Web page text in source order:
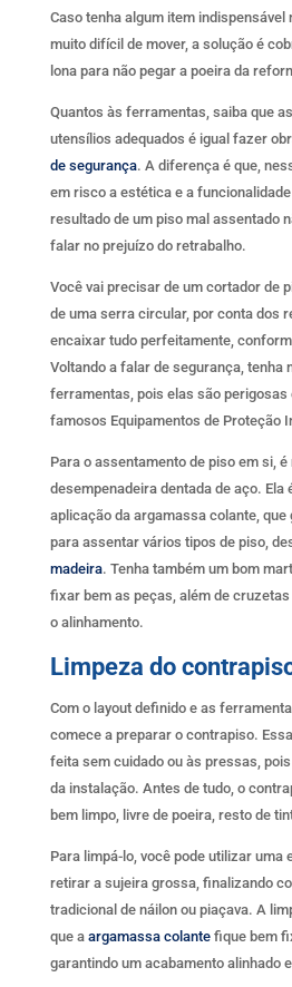
Caso tenha algum item indispensável
muito difícil de mover, a solução é
lona para não pegar a poeira da
Quantos às ferramentas, saiba que
utensílios adequados é igual fazer
de segurança. A diferença é que,
em risco a estética e a
resultado de um piso mal assentado
falar no prejuízo do retrabalho.
Você vai precisar de um cortador de
de uma serra circular, por conta dos
encaixar tudo perfeitamente,
Voltando a falar de segurança, tenha
ferramentas, pois elas são perigosas
famosos Equipamentos de Proteção
Para o assentamento de piso em si,
desempenadeira dentada de aço. Ela
aplicação da argamassa colante,
para assentar vários tipos de piso,
madeira. Tenha também um bom
fixar bem as peças, além de
o alinhamento.
Limpeza do
Com o layout definido e as
comece a preparar o contrapiso.
feita sem cuidado ou às pressas,
da instalação. Antes de tudo, o
bem limpo, livre de poeira, resto de
Para limpá-lo, você pode utilizar uma
retirar a sujeira grossa, finalizando
tradicional de náilon ou piaçava. A
que a argamassa colantefique bem
garantindo um acabamento alinhado